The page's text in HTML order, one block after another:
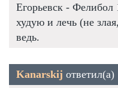
Егорьевск -
худую и лечь (не
ведь.
Kanarskij ответил(а)